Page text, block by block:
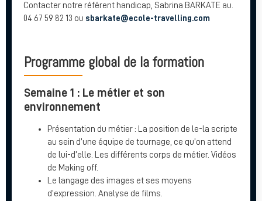
Contacter notre référent handicap, Sabrina BARKATE au.
04 67 59 82 13 ou sbarkate@ecole-travelling.com
Programme global de la formation
Semaine 1 : Le métier et son
environnement
Présentation du métier : La position de le-la scripte
au sein d’une équipe de tournage, ce qu’on attend
de lui-d’elle. Les différents corps de métier. Vidéos
de Making off.
Le langage des images et ses moyens
d’expression. Analyse de films.